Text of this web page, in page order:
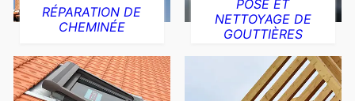
RÉPARATION DE
CHEMINÉE
POSE ET
NETTOYAGE DE
GOUTTIÈRES